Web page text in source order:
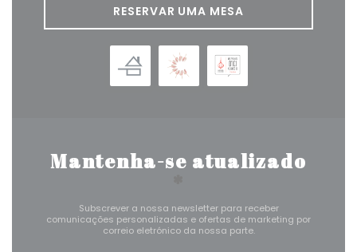
RESERVAR UMA MESA
Mantenha-se atualizado
Subscrever a nossa newsletter para receber
comunicações personalizadas e ofertas de marketing por
correio eletrónico da nossa parte.